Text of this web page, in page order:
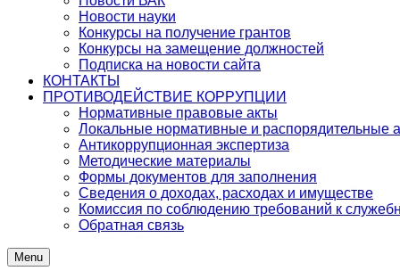
Новости науки
Конкурсы на получение грантов
Конкурсы на замещение должностей
Подписка на новости сайта
КОНТАКТЫ
ПРОТИВОДЕЙСТВИЕ КОРРУПЦИИ
Нормативные правовые акты
Локальные нормативные и распорядительные
Антикоррупционная экспертиза
Методические материалы
Формы документов для заполнения
Сведения о доходах, расходах и имуществе
Комиссия по соблюдению требований к
Обратная связь
Menu